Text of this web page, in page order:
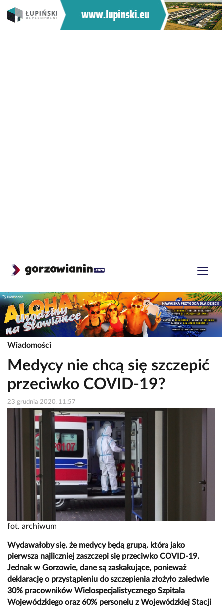
Wiadomości
Medycy nie chcą się szczepić
przeciwko COVID-19?
23 grudnia 2020, 11:57
fot. archiwum
Wydawałoby się, że medycy będą grupą, która jako
pierwsza najliczniej zaszczepi się przeciwko COVID-19.
Jednak w Gorzowie, dane są zaskakujące, ponieważ
deklarację o przystąpieniu do szczepienia złożyło zaledwie
30% pracowników Wielospecjalistycznego Szpitala
Wojewódzkiego oraz 60% personelu z Wojewódzkiej Stacji